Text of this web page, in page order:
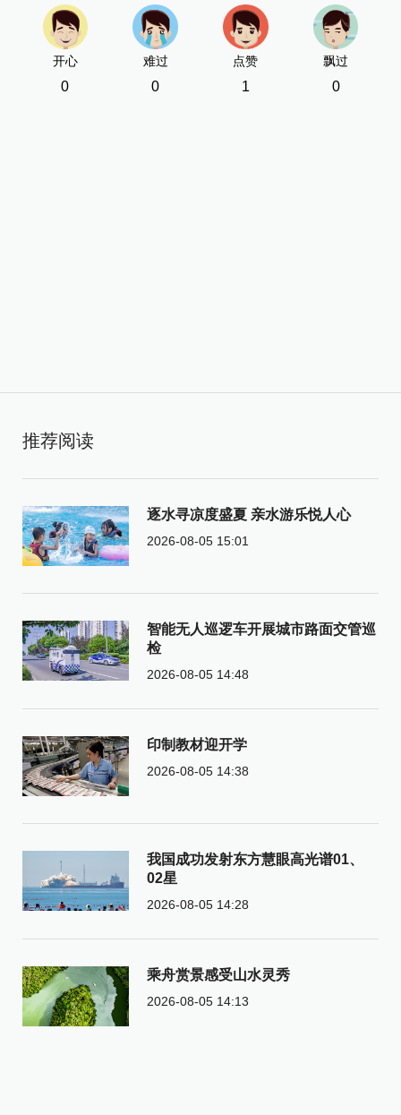
开心
0
难过
0
点赞
1
飘过
0
推荐阅读
逐水寻凉度盛夏 亲水游乐悦人心
2026-08-05 15:01
智能无人巡逻车开展城市路面交管巡
检
2026-08-05 14:48
印制教材迎开学
2026-08-05 14:38
我国成功发射东方慧眼高光谱01、
02星
2026-08-05 14:28
乘舟赏景感受山水灵秀
2026-08-05 14:13